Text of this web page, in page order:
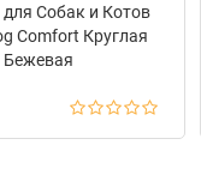
Собак и Котов
Comfort Круглая
Бежевая